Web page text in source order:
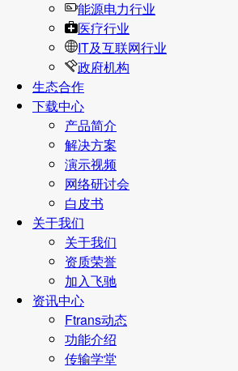
能源电力行业
医疗行业
IT及互联网行业
政府机构
生态合作
下载中心
产品简介
解决方案
演示视频
网络研讨会
白皮书
关于我们
关于我们
资质荣誉
加入飞驰
资讯中心
Ftrans动态
功能介绍
传输学堂